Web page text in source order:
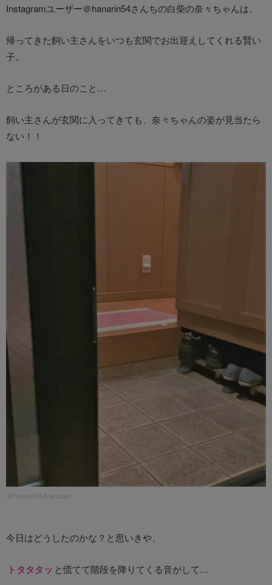
Instagramユーザー＠hanarin54さんちの白柴の奈々ちゃんは、
帰ってきた飼い主さんをいつも玄関でお出迎えしてくれる賢い
子。
ところがある日のこと…
飼い主さんが玄関に入ってきても、奈々ちゃんの姿が見当たら
ない！！
＠hanarin54/anicas
今日はどうしたのかな？と思いきや、
トタタタッ と慌てて階段を降りてくる音がして…